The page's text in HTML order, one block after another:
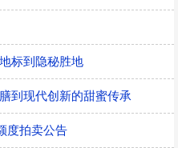
标到隐秘胜地
到现代创新的甜蜜传承
度拍卖公告